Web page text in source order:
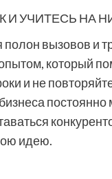
И УЧИТЕСЬ НА
вызовов и
который
и не
идею.